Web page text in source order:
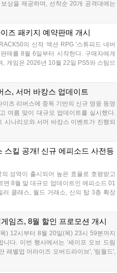
상을 제공하며, 선착순 20개 공격대에는
10일까지 서비스 21주년 기념 이벤트가
통해 다양한 아이템을 교환할 수 있다. 상
즈 패키지 예약판매 개시
의 신작 액션 RPG '스튜피드 네버
매를 8월 6일부터 시작한다. 구매자에게
, 게임은 2026년 10월 22일 PS5와 스팀으
데이비가 보디 해킹과 스타일 이트 능력
께 발매될 예정이다....
스, 서머 바캉스 업데이트
츠 리버스에 중독 기반의 신규 영웅 동영
여름 맞이 대규모 업데이트를 실시했다.
시나리오와 서머 바캉스 이벤트가 진행되
코스튬과 전설 장신구 상자 등 풍성한 보
따른 보상과 상위 100명에게는 특별 랭킹
번 이벤트를 통해 이용자들에게 다채로운
스킬 공개! 신규 에피소드 사전등
성역이 출시되어 높은 효율로 호평받고
면 8월 말 대규모 업데이트인 에피소드 01
러 클래스, 월드 거래소, 신의 탑 3층 확장
에는 신권 선출이 예정되어 있어 게임 내
임즈, 8월 할인 프로모션 개시
) 12시부터 8월 20일(목) 23시 59분까지
니다. 이번 행사에서는 '셰이프 오브 드림
레벨업 어라이즈 오버드라이브', '림월드',
', '팰월드' 등 인기 타이틀을 최대 90% 할